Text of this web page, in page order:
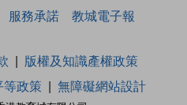
服務承諾 教城電子報
版權及知識產權政策
等政策 無障礙網站設計